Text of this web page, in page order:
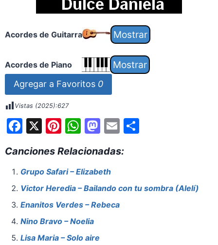
Acordes de Guitarra
Acordes de Piano
Agregar a Favoritos 0
Vistas (2025):627
F
c
e
b
o
o
k
X Pi
er
e
st
W
at
s
A
p
p
M
st
o
d
o
E
ai
S
Canciones Relacionadas:
Grupo Safari – Elizabeth
Victor Heredia – Bailando con tu sombra (Alelí)
Enanitos Verdes – Rebeca
Nino Bravo – Noelia
Lisa Maria – Solo aire